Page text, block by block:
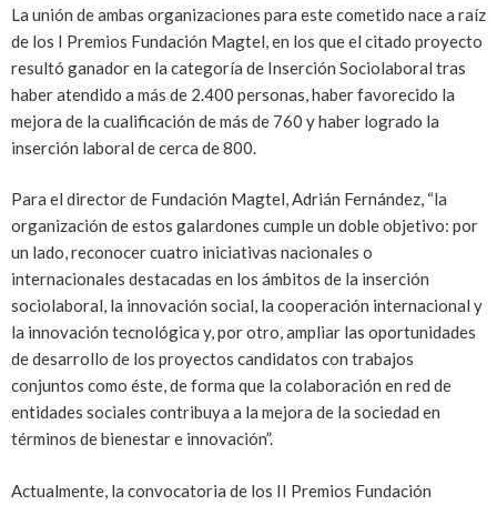
La unión de ambas organizaciones para este cometido nace a raíz
de los I Premios Fundación Magtel, en los que el citado proyecto
resultó ganador en la categoría de Inserción Sociolaboral tras
haber atendido a más de 2.400 personas, haber favorecido la
mejora de la cualificación de más de 760 y haber logrado la
inserción laboral de cerca de 800.
Para el director de Fundación Magtel, Adrián Fernández, “la
organización de estos galardones cumple un doble objetivo: por
un lado, reconocer cuatro iniciativas nacionales o
internacionales destacadas en los ámbitos de la inserción
sociolaboral, la innovación social, la cooperación internacional y
la innovación tecnológica y, por otro, ampliar las oportunidades
de desarrollo de los proyectos candidatos con trabajos
conjuntos como éste, de forma que la colaboración en red de
entidades sociales contribuya a la mejora de la sociedad en
términos de bienestar e innovación”.
Actualmente, la convocatoria de los II Premios Fundación